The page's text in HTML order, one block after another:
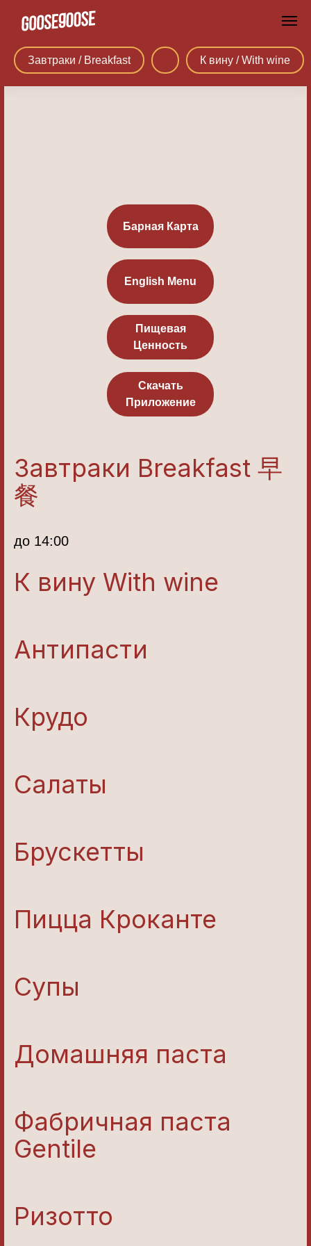
Завтраки / Breakfast К вину / With wine
Пищевая
Ценность
Скачать
Приложение
Барная Карта
English Menu
Завтраки Breakfast 早
餐
до 14:00
К вину With wine
Антипасти
Крудо
Салаты
Брускетты
Пицца Кроканте
Супы
Домашняя паста
Фабричная паста
Gentile
Ризотто